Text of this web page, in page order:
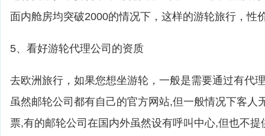
面内舱房均突破2000的情况下，这样的游轮旅行，性
5、看好游轮代理公司的资质
去欧洲旅行，如果您想坐游轮，一般是需要通过有代
虽然邮轮公司都有自己的官方网站,但一般情况下客人
票,有的邮轮公司在国内外虽然设有呼叫中心,但也不